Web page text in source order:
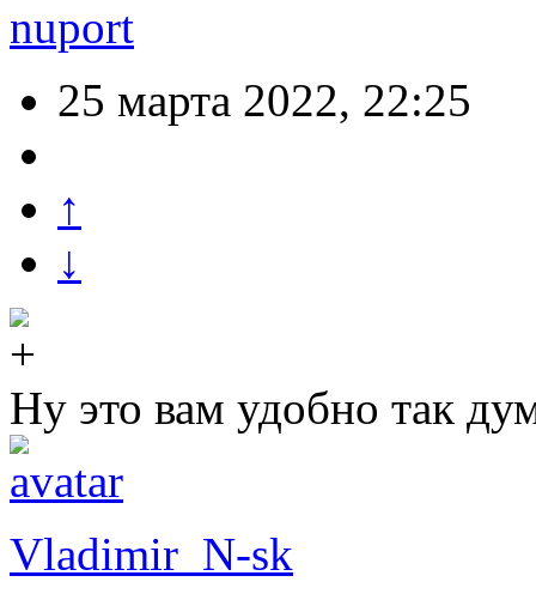
nuport
25 марта 2022, 22:25
↑
↓
Ну это вам удобно так
Vladimir_N-sk